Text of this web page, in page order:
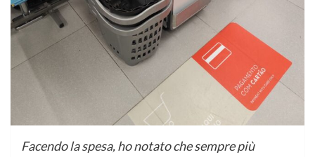
Facendo la spesa, ho notato che sempre più